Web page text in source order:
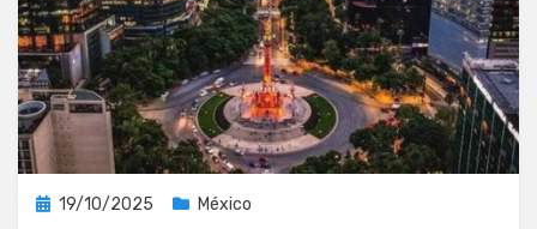
Publicada
19/10/2025 México